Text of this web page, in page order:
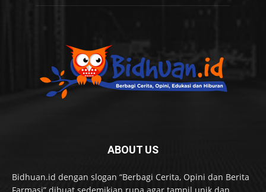
ABOUT US
Bidhuan.id dengan slogan “Berbagi Cerita, Opini dan Berita